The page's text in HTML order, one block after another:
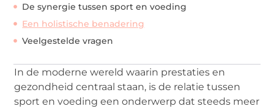
De synergie tussen sport en voeding
Een holistische benadering
Veelgestelde vragen
In de moderne wereld waarin prestaties en
gezondheid centraal staan, is de relatie tussen
sport en voeding een onderwerp dat steeds meer